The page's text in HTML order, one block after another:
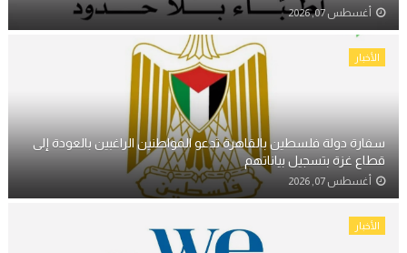
أغسطس 07, 2026
الأخبار
سفارة دولة فلسطين بالقاهرة تدعو المواطنين الراغبين بالعودة إلى
قطاع غزة بتسجيل بياناتهم
أغسطس 07, 2026
الأخبار